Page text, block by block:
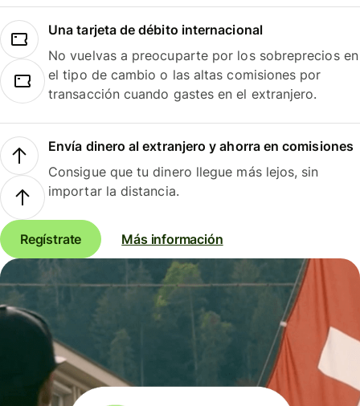
Una tarjeta de débito internacional
No vuelvas a preocuparte por los sobreprecios en
el tipo de cambio o las altas comisiones por
transacción cuando gastes en el extranjero.
Envía dinero al extranjero y ahorra en comisiones
Consigue que tu dinero llegue más lejos, sin
importar la distancia.
Regístrate Más información